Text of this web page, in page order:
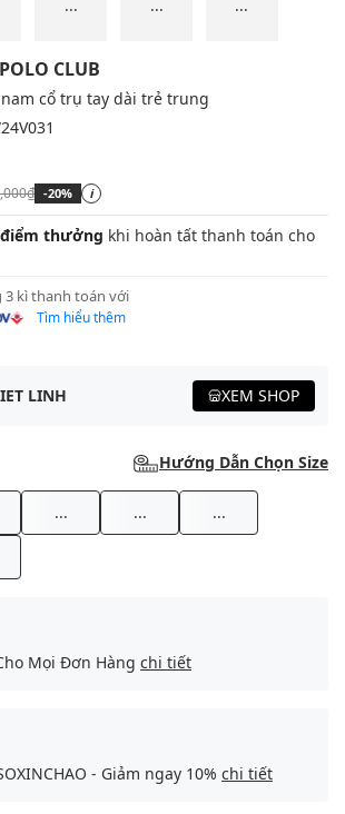
... ... ...
CLUB
cổ trụ tay dài trẻ trung
-20% i
điểm thưởng khi hoàn tất thanh toán cho
kì thanh toán với
Tìm hiểu thêm
LINH XEM SHOP
Hướng Dẫn Chọn Size
... ... ...
Mọi Đơn Hàng chi tiết
- Giảm ngay 10% chi tiết